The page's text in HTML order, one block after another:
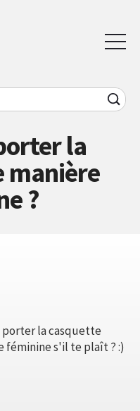
la
manière
?
porter la casquette
féminine s'il te plaît ? :)